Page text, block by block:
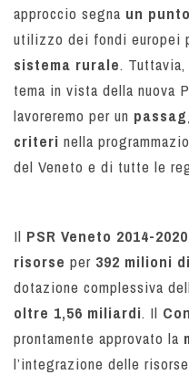
approccio segna un
utilizzo dei fondi europei
sistema rurale.
tema in vista della nuova
lavoreremo per un
criteri nella
del Veneto e di tutte le
Il PSR Veneto 2014-2020
risorse per 392 milioni
dotazione complessiva
oltre 1,56 miliardi. Il
prontamente approvato la
l’integrazione delle